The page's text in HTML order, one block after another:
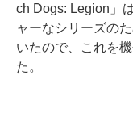
ch Dogs: Legion」
ャーなシリーズの
いたので、これを
た。